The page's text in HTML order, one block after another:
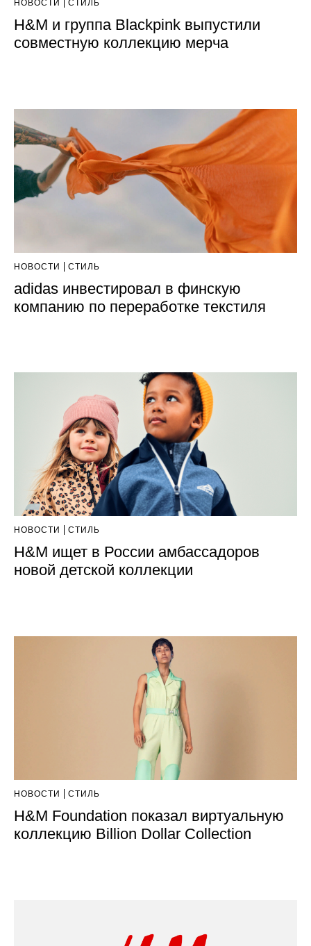
НОВОСТИ СТИЛЬ
H&M и группа Blackpink выпустили
совместную коллекцию мерча
НОВОСТИ СТИЛЬ
adidas инвестировал в финскую
компанию по переработке текстиля
НОВОСТИ СТИЛЬ
H&M ищет в России амбассадоров
новой детской коллекции
НОВОСТИ СТИЛЬ
H&M Foundation показал виртуальную
коллекцию Billion Dollar Collection